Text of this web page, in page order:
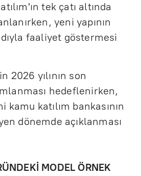
tek çatı altında
yeni yapının
faaliyet göstermesi
2026 yılının son
hedeflenirken,
katılım bankasının
dönemde açıklanması
MODEL ÖRNEK